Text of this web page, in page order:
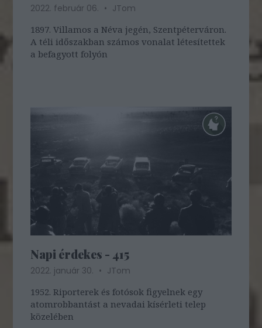
2022. február 06.
JTom
1897. Villamos a Néva jegén, Szentpéterváron.
A téli időszakban számos vonalat létesítettek
a befagyott folyón
Napi érdekes - 415
2022. január 30.
JTom
1952. Riporterek és fotósok figyelnek egy
atomrobbantást a nevadai kísérleti telep
közelében